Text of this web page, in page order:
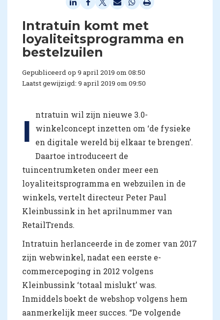
Intratuin komt met
loyaliteitsprogramma en
bestelzuilen
Gepubliceerd op 9 april 2019 om 08:50
Laatst gewijzigd: 9 april 2019 om 09:50
I
ntratuin wil zijn nieuwe 3.0-
winkelconcept inzetten om ‘de fysieke
en digitale wereld bij elkaar te brengen’.
Daartoe introduceert de
tuincentrumketen onder meer een
loyaliteitsprogramma en webzuilen in de
winkels, vertelt directeur Peter Paul
Kleinbussink in het aprilnummer van
RetailTrends.
Intratuin herlanceerde in de zomer van 2017
zijn webwinkel, nadat een eerste e-
commercepoging in 2012 volgens
Kleinbussink ‘totaal mislukt’ was.
Inmiddels boekt de webshop volgens hem
aanmerkelijk meer succes. “De volgende